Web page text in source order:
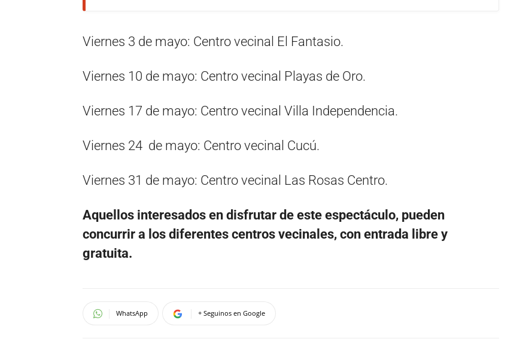
Viernes 3 de mayo: Centro vecinal El Fantasio.
Viernes 10 de mayo: Centro vecinal Playas de Oro.
Viernes 17 de mayo: Centro vecinal Villa Independencia.
Viernes 24 de mayo: Centro vecinal Cucú.
Viernes 31 de mayo: Centro vecinal Las Rosas Centro.
Aquellos interesados en disfrutar de este espectáculo, pueden
concurrir a los diferentes centros vecinales, con entrada libre y
gratuita.
WhatsApp + Seguinos en Google